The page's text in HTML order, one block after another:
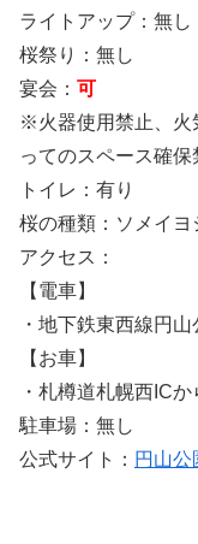
ライトアップ：無し
桜祭り：無し
宴会： 可
※火器使用禁止、火
ってのスペース確
トイレ：有り
桜の種類：ソメイ
アクセス：
【電車】
・地下鉄東西線円
【お車】
・札樽道札幌西IC
駐車場：無し
公式サイト： 円山公